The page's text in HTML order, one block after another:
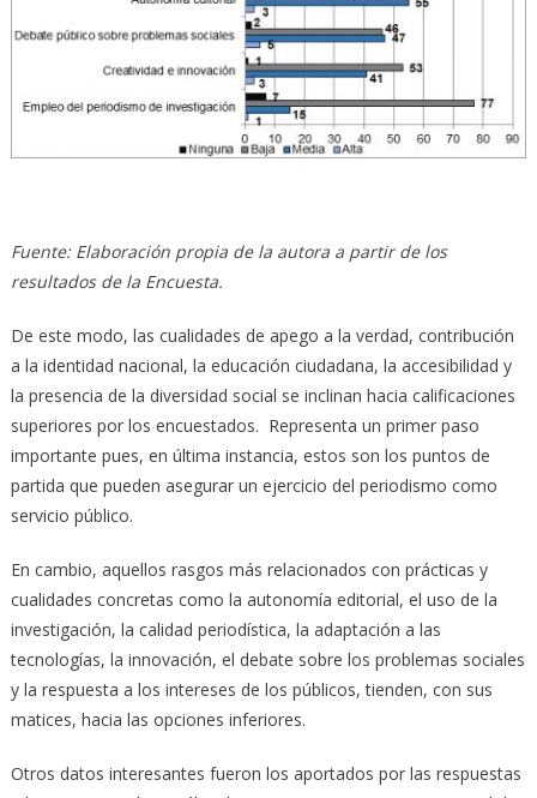
Fuente: Elaboración propia de la autora a partir de los
resultados de la Encuesta.
De este modo, las cualidades de apego a la verdad, contribución
a la identidad nacional, la educación ciudadana, la accesibilidad y
la presencia de la diversidad social se inclinan hacia calificaciones
superiores por los encuestados. Representa un primer paso
importante pues, en última instancia, estos son los puntos de
partida que pueden asegurar un ejercicio del periodismo como
servicio público.
En cambio, aquellos rasgos más relacionados con prácticas y
cualidades concretas como la autonomía editorial, el uso de la
investigación, la calidad periodística, la adaptación a las
tecnologías, la innovación, el debate sobre los problemas sociales
y la respuesta a los intereses de los públicos, tienden, con sus
matices, hacia las opciones inferiores.
Otros datos interesantes fueron los aportados por las respuestas